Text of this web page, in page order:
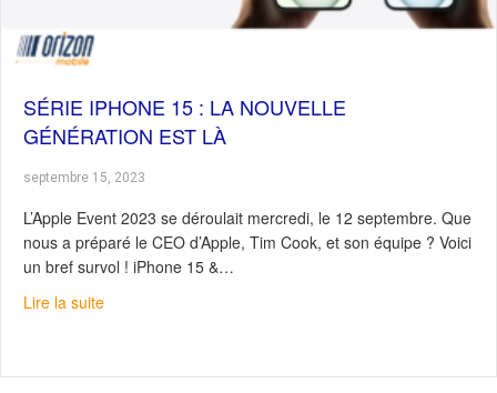
SÉRIE IPHONE 15 : LA NOUVELLE
GÉNÉRATION EST LÀ
septembre 15, 2023
L’Apple Event 2023 se déroulait mercredi, le 12 septembre. Que
nous a préparé le CEO d’Apple, Tim Cook, et son équipe ? Voici
un bref survol ! iPhone 15 &…
Lire la suiteabout Série iPhone 15 : La nouvelle génération est là